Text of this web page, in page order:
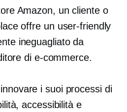
Amazon, un cliente o
offre un user-friendly
ineguagliato da
di e-commerce.
i suoi processi di
accessibilità e